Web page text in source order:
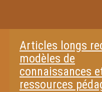
Articles longs
modèles de
connaissances
ressources